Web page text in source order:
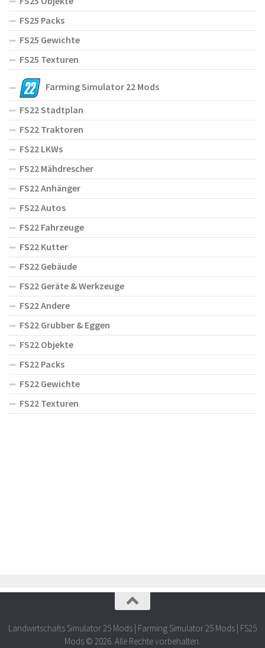
FS25 Packs
FS25 Gewichte
FS25 Texturen
Farming Simulator 22 Mods
FS22 Stadtplan
FS22 Traktoren
FS22 LKWs
FS22 Mähdrescher
FS22 Anhänger
FS22 Autos
FS22 Fahrzeuge
FS22 Kutter
FS22 Gebäude
FS22 Geräte & Werkzeuge
FS22 Andere
FS22 Grubber & Eggen
FS22 Objekte
FS22 Packs
FS22 Gewichte
FS22 Texturen
Landwirtschafts Simulator 25 Mods | Farming Simulator 25 Mods | FS25
Mods © 2026. Alle Rechte vorbehalten.